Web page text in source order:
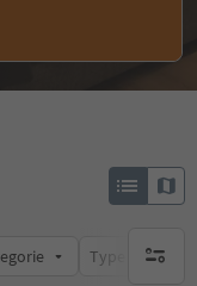
Type catering
geen